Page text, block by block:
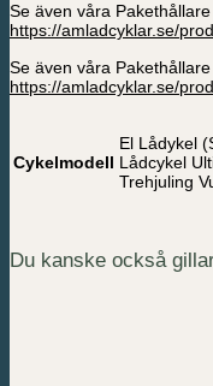
Se även våra
https://amladcyklar.se/
Se även våra
https://amladcyklar.se/
Cykelmodell
El Lådykel
Lådcykel
Trehjuling
Du kanske också